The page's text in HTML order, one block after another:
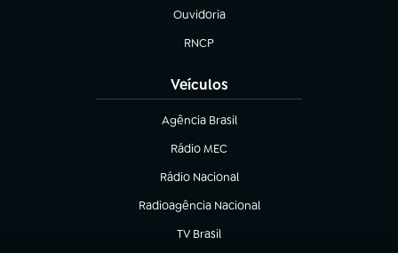
Ouvidoria
(abre em nova aba)
RNCP
(abre em nova aba)
Veículos
Agência Brasil
(abre em nova aba)
Rádio MEC
(abre em nova aba)
Rádio Nacional
Radioagência Nacional
(abre em nova aba)
TV Brasil
(abre em nova aba)